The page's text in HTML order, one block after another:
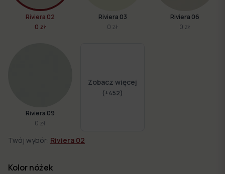
Riviera 02
0 zł
Riviera 03
0 zł
Riviera 06
0 zł
Riviera 09
0 zł
Zobacz więcej
(+452)
Twój wybór: Riviera 02
Kolor nóżek